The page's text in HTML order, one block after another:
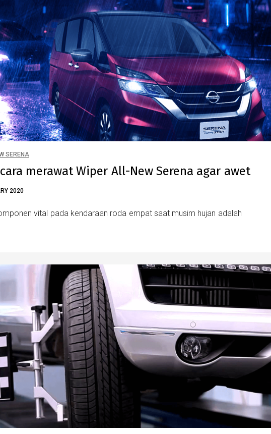
SERENA
merawat Wiper All-New Serena agar awet
2020
vital pada kendaraan roda empat saat musim hujan adalah